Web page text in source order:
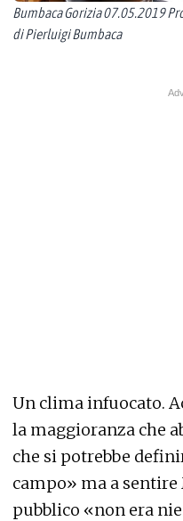
Bumbaca Gorizia 07.05.2019
di Pierluigi Bumbaca
Un clima infuocato.
la maggioranza che
che si potrebbe
campo» ma a sentire
pubblico «non era